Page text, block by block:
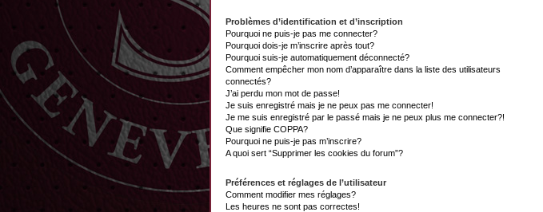
Problèmes d’identification et d’inscription
Pourquoi ne puis-je pas me connecter?
Pourquoi dois-je m’inscrire après tout?
Pourquoi suis-je automatiquement déconnecté?
Comment empêcher mon nom d’apparaître dans la liste des utilisateurs
connectés?
J’ai perdu mon mot de passe!
Je suis enregistré mais je ne peux pas me connecter!
Je me suis enregistré par le passé mais je ne peux plus me connecter?!
Que signifie COPPA?
Pourquoi ne puis-je pas m’inscrire?
A quoi sert “Supprimer les cookies du forum”?
Préférences et réglages de l’utilisateur
Comment modifier mes réglages?
Les heures ne sont pas correctes!